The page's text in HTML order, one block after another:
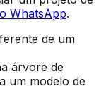
WhatsApp.
de um
árvore de
um modelo de